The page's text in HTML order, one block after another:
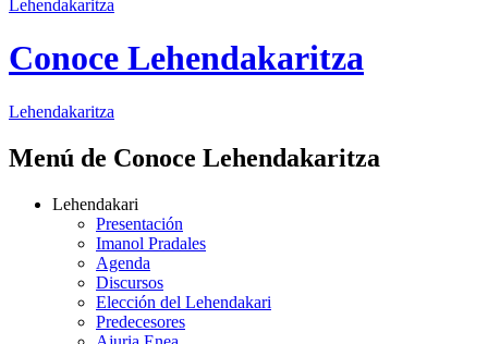
Lehendakaritza
Conoce Lehendakaritza
Lehendakaritza
Menú de Conoce Lehendakaritza
Lehendakari
Presentación
Imanol Pradales
Agenda
Discursos
Elección del Lehendakari
Predecesores